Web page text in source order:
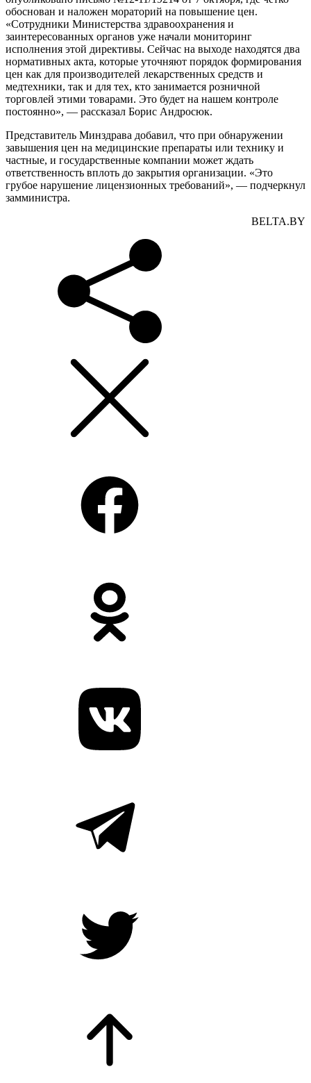
обоснован и наложен мораторий на повышение цен.
«Сотрудники Министерства здравоохранения и
заинтересованных органов уже начали мониторинг
исполнения этой директивы. Сейчас на выходе находятся два
нормативных акта, которые уточняют порядок формирования
цен как для производителей лекарственных средств и
медтехники, так и для тех, кто занимается розничной
торговлей этими товарами. Это будет на нашем контроле
постоянно», — рассказал Борис Андросюк.
Представитель Минздрава добавил, что при обнаружении
завышения цен на медицинские препараты или технику и
частные, и государственные компании может ждать
ответственность вплоть до закрытия организации. «Это
грубое нарушение лицензионных требований», — подчеркнул
замминистра.
BELTA.BY